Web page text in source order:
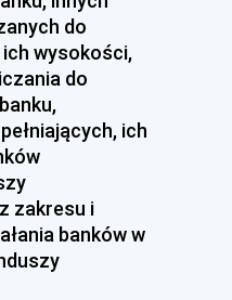
do
wysokości,
do
ich
zakresu i
banków w